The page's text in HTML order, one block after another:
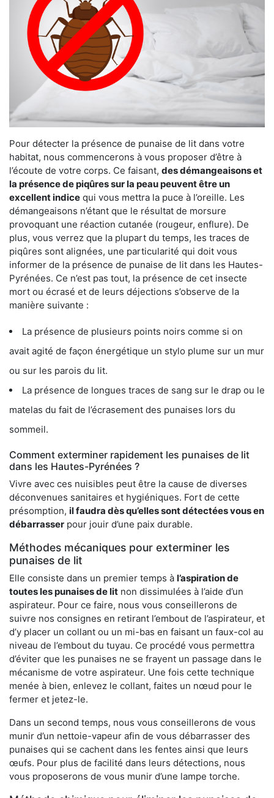
Pour détecter la présence de punaise de lit dans votre
habitat, nous commencerons à vous proposer d’être à
l’écoute de votre corps. Ce faisant, des démangeaisons et
la présence de piqûres sur la peau peuvent être un
excellent indice qui vous mettra la puce à l’oreille. Les
démangeaisons n’étant que le résultat de morsure
provoquant une réaction cutanée (rougeur, enflure). De
plus, vous verrez que la plupart du temps, les traces de
piqûres sont alignées, une particularité qui doit vous
informer de la présence de punaise de lit dans les Hautes-
Pyrénées. Ce n’est pas tout, la présence de cet insecte
mort ou écrasé et de leurs déjections s’observe de la
manière suivante :
La présence de plusieurs points noirs comme si on
avait agité de façon énergétique un stylo plume sur un mur
ou sur les parois du lit.
La présence de longues traces de sang sur le drap ou le
matelas du fait de l’écrasement des punaises lors du
sommeil.
Comment exterminer rapidement les punaises de lit
dans les Hautes-Pyrénées ?
Vivre avec ces nuisibles peut être la cause de diverses
déconvenues sanitaires et hygiéniques. Fort de cette
présomption, il faudra dès qu’elles sont détectées vous en
débarrasser pour jouir d’une paix durable.
Méthodes mécaniques pour exterminer les
punaises de lit
Elle consiste dans un premier temps à l’aspiration de
toutes les punaises de lit non dissimulées à l’aide d’un
aspirateur. Pour ce faire, nous vous conseillerons de
suivre nos consignes en retirant l’embout de l’aspirateur, et
d’y placer un collant ou un mi-bas en faisant un faux-col au
niveau de l’embout du tuyau. Ce procédé vous permettra
d’éviter que les punaises ne se frayent un passage dans le
mécanisme de votre aspirateur. Une fois cette technique
menée à bien, enlevez le collant, faites un nœud pour le
fermer et jetez-le.
Dans un second temps, nous vous conseillerons de vous
munir d’un nettoie-vapeur afin de vous débarrasser des
punaises qui se cachent dans les fentes ainsi que leurs
œufs. Pour plus de facilité dans leurs détections, nous
vous proposerons de vous munir d’une lampe torche.